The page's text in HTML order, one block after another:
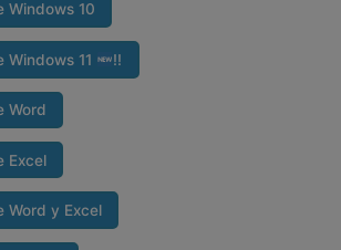
Windows 10
Windows 11 ‼
Word
Excel
Word y Excel